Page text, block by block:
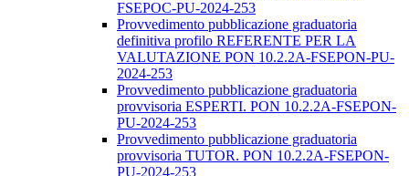
FSEPOC-PU-2024-253
Provvedimento pubblicazione graduatoria
definitiva profilo REFERENTE PER LA
VALUTAZIONE PON 10.2.2A-FSEPON-PU-
2024-253
Provvedimento pubblicazione graduatoria
provvisoria ESPERTI. PON 10.2.2A-FSEPON-
PU-2024-253
Provvedimento pubblicazione graduatoria
provvisoria TUTOR. PON 10.2.2A-FSEPON-
PU-2024-253